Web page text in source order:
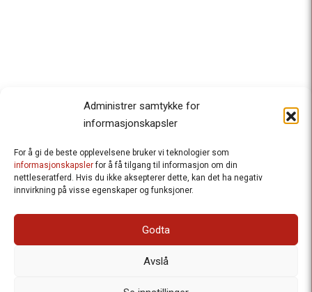
Administrer samtykke for
informasjonskapsler
For å gi de beste opplevelsene bruker vi teknologier som
informasjonskapslerfor å få tilgang til informasjon om din
nettleseratferd. Hvis du ikke aksepterer dette, kan det ha negativ
innvirkning på visse egenskaper og funksjoner.
Godta
Avslå
Besteforeldrenes klimaaksjon
Ansvarlig redaktør
: Halfdan Wiik |
: Postboks 1231 Vika, 0110 Oslo.
Organisasjonsnummer